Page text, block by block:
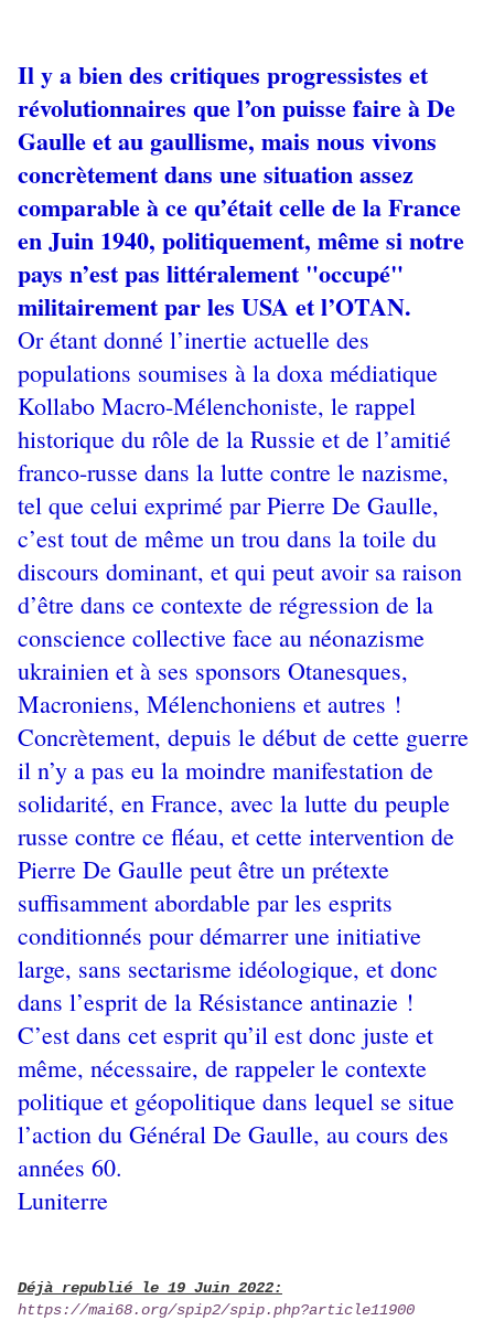
Il y a bien des critiques progressistes et
révolutionnaires que l’on puisse faire à De
Gaulle et au gaullisme, mais nous vivons
concrètement dans une situation assez
comparable à ce qu’était celle de la France
en Juin 1940, politiquement, même si notre
pays n’est pas littéralement "occupé"
militairement par les USA et l’OTAN.
Or étant donné l’inertie actuelle des
populations soumises à la doxa médiatique
Kollabo Macro-Mélenchoniste, le rappel
historique du rôle de la Russie et de l’amitié
franco-russe dans la lutte contre le nazisme,
tel que celui exprimé par Pierre De Gaulle,
c’est tout de même un trou dans la toile du
discours dominant, et qui peut avoir sa raison
d’être dans ce contexte de régression de la
conscience collective face au néonazisme
ukrainien et à ses sponsors Otanesques,
Macroniens, Mélenchoniens et autres !
Concrètement, depuis le début de cette guerre
il n’y a pas eu la moindre manifestation de
solidarité, en France, avec la lutte du peuple
russe contre ce fléau, et cette intervention de
Pierre De Gaulle peut être un prétexte
suffisamment abordable par les esprits
conditionnés pour démarrer une initiative
large, sans sectarisme idéologique, et donc
dans l’esprit de la Résistance antinazie !
C’est dans cet esprit qu’il est donc juste et
même, nécessaire, de rappeler le contexte
politique et géopolitique dans lequel se situe
l’action du Général De Gaulle, au cours des
années 60.
Luniterre
Déjà republié le 19 Juin 2022:
https://mai68.org/spip2/spip.php?article11900